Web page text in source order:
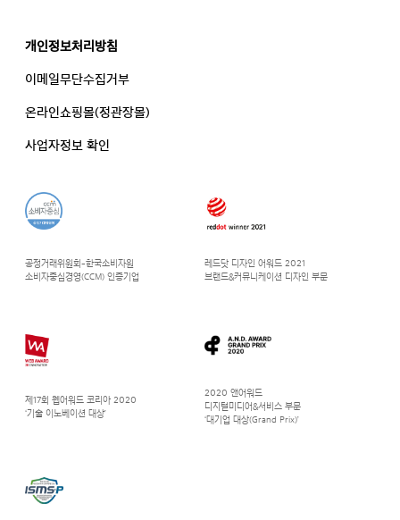
공정거래위원회-한국소비자원
소비자중심경영(CCM) 인증기업
레드닷 디자인 어워드 2021
브랜드&커뮤니케이션 디자인 부문
제17회 웹어워드 코리아 2020
‘기술 이노베이션 대상’
2020 앤어워드
디지털미디어&서비스 부문
‘대기업 대상(Grand Prix)’
개인정보처리방침
이메일무단수집거부
온라인쇼핑몰(정관장몰)
사업자정보 확인